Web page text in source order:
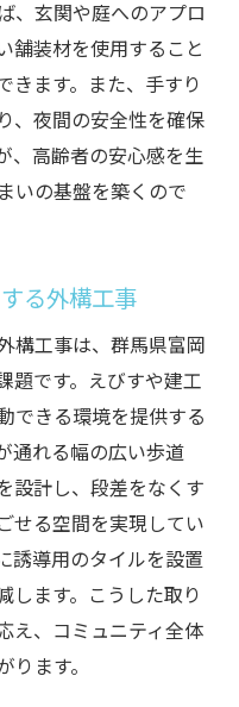
、玄関や庭へのアプロ
舗装材を使用すること
きます。また、手すり
、夜間の安全性を確保
、高齢者の安心感を生
いの基盤を築くので
る外構工事
構工事は、群馬県富岡
題です。えびすや建工
できる環境を提供する
通れる幅の広い歩道
設計し、段差をなくす
せる空間を実現してい
誘導用のタイルを設置
します。こうした取り
え、コミュニティ全体
ます。